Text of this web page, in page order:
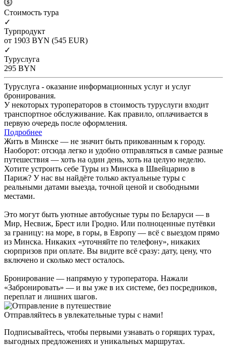
Cтоимость тура
✓
Турпродукт
от 1903 BYN (545 EUR)
✓
Туруслуга
295 BYN
Туруслуга - оказание информационных услуг и услуг
бронирования.
У некоторых туроператоров в стоимость туруслуги входит
транспортное обслуживание. Как правило, оплачивается в
первую очередь после оформления.
Подробнее
Жить в Минске — не значит быть прикованным к городу.
Наоборот: отсюда легко и удобно отправляться в самые разные
путешествия — хоть на один день, хоть на целую неделю.
Хотите устроить себе Туры из Минска в Швейцарию в
Париж? У нас вы найдёте только актуальные туры с
реальными датами выезда, точной ценой и свободными
местами.
Это могут быть уютные автобусные туры по Беларуси — в
Мир, Несвиж, Брест или Гродно. Или полноценные путёвки
за границу: на море, в горы, в Европу — всё с выездом прямо
из Минска. Никаких «уточняйте по телефону», никаких
сюрпризов при оплате. Вы видите всё сразу: дату, цену, что
включено и сколько мест осталось.
Бронирование — напрямую у туроператора. Нажали
«Забронировать» — и вы уже в их системе, без посредников,
переплат и лишних шагов.
Отправляйтесь в увлекательные туры с нами!
Подписывайтесь, чтобы первыми узнавать о горящих турах,
выгодных предложениях и уникальных маршрутах.